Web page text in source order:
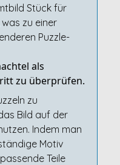
Stück für
zu einer
Puzzle-
als
zu überprüfen.
zu
Bild auf der
Indem man
Motiv
Teile